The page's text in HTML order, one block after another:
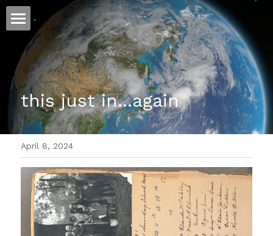
ホーム
仕事
運
文書館
写真
翻訳
Amazon Kindle
POWERED BY
this just in...again
April 8, 2024